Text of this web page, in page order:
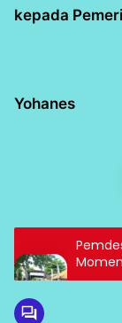
kepada
Yohanes
Peserta